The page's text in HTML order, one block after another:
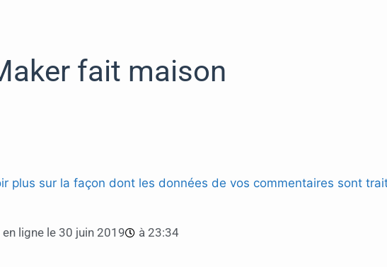
fait maison
plus sur la façon dont les données de vos commentaires sont
ligne le30 juin 2019 à 23:34